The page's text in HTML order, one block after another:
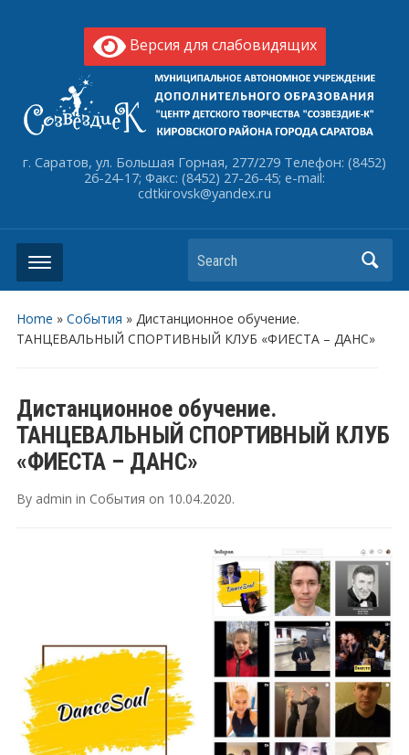
Версия для слабовидящих
г. Саратов, ул. Большая Горная, 277/279 Телефон: (8452)
26-24-17; Факс: (8452) 27-26-45; e-mail:
cdtkirovsk@yandex.ru
Search
Home » События » Дистанционное обучение.
ТАНЦЕВАЛЬНЫЙ СПОРТИВНЫЙ КЛУБ «ФИЕСТА – ДАНС»
Дистанционное обучение.
ТАНЦЕВАЛЬНЫЙ СПОРТИВНЫЙ КЛУБ
«ФИЕСТА – ДАНС»
By admin in События on 10.04.2020.